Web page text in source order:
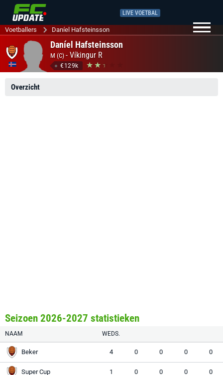
LIVE VOETBAL
Voetballers Daníel Hafsteinsson
Daníel Hafsteinsson
M (C) - Víkingur R
€129k
Overzicht
Seizoen 2026-2027 statistieken
NAAM WEDS.
Beker 4 0 0 0 0
Super Cup 1 0 0 0 0